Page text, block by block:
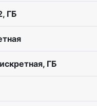
ГБ
ГБ